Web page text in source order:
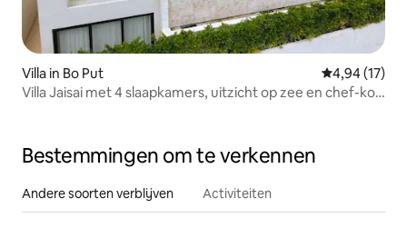
Villa in Bo Put Gemiddelde
4,94 (17)
Villa Jaisai met 4 slaapkamers, uitzicht op zee en chef-kok
Bestemmingen om te verkennen
Andere soorten verblijven Activiteiten